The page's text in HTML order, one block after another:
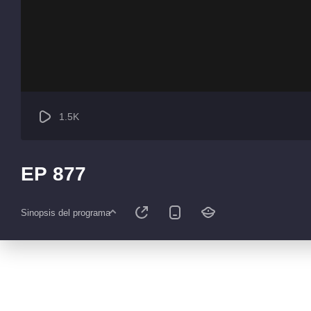
1.5K
EP 877
Sinopsis del programa